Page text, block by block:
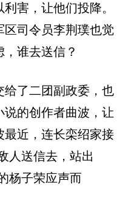
害，让他们投降。
区司令员李荆璞也觉
谁去送信？
给了二团副政委，也
说的创作者曲波，让
最近，连长栾绍家接
人送信去，站出
杨子荣应声而